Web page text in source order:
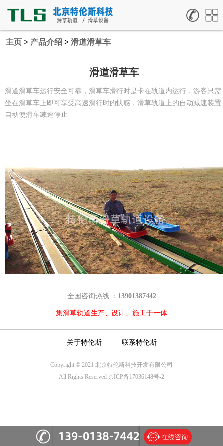
主页 > 产品介绍 > 滑道滑草车
滑道滑草车
滑道滑草车运行安全可靠，滑草车滑行时是卡在轨道内运行，游客只需
坐在滑草车上即可享受高速滑行时的快感，滑草轨道上的自动减速装置
自动使滑车减速停止
全国咨询热线 ： 13901387442
集滑草轨道生产、设计、施工于一体
关于特伦斯 联系特伦斯
Copyright © 2021 北京特伦斯科技开发有限公司
All Rights Reserved 京ICP备17036148号-2